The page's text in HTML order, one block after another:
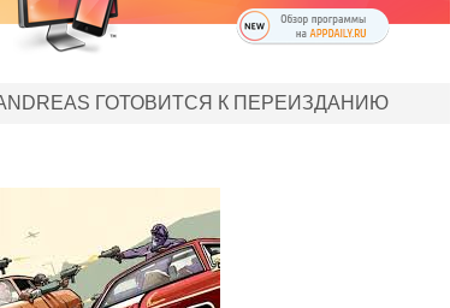
ANDREAS ГОТОВИТСЯ К ПЕРЕИЗДАНИЮ